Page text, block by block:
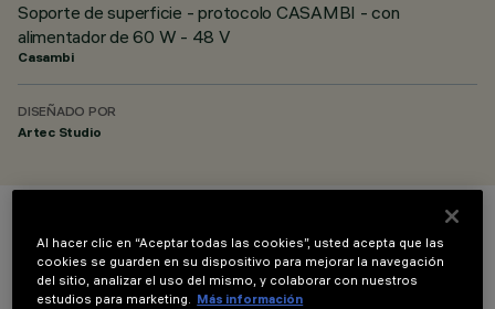
Soporte de superficie - protocolo CASAMBI - con
alimentador de 60 W - 48 V
Casambi
DISEÑADO POR
Artec Studio
COLOR
Al hacer clic en “Aceptar todas las cookies”, usted acepta que las
cookies se guarden en su dispositivo para mejorar la navegación
del sitio, analizar el uso del mismo, y colaborar con nuestros
estudios para marketing. Más información